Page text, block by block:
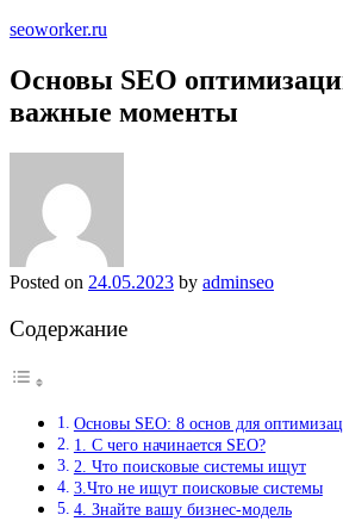
seoworker.ru
Основы SEO
важные моменты
Posted on 24.05.2023 by adminseo
Содержание
Основы SEO: 8 основ для
1. С чего начинается SEO?
2. Что поисковые системы ищут
3.Что не ищут поисковые системы
4. Знайте вашу бизнес-модель